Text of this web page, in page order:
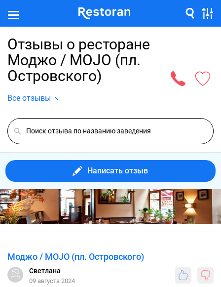
Отзывы о ресторане
Моджо / MOJO (пл.
Островского)
Все отзывы
Написать отзыв
Моджо / MOJO (пл. Островского)
Светлана
09 августа 2024